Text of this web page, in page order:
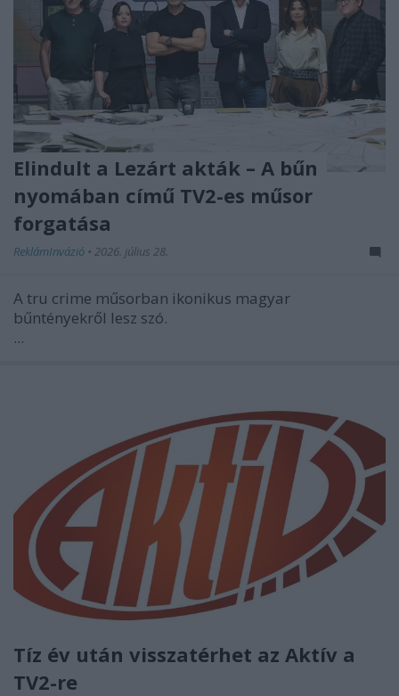
Elindult a Lezárt akták – A bűn
nyomában című TV2-es műsor
forgatása
ReklámInvázió • 2026. július 28.
A tru crime műsorban ikonikus magyar
bűntényekről lesz szó.
...
Tíz év után visszatérhet az Aktív a
TV2-re